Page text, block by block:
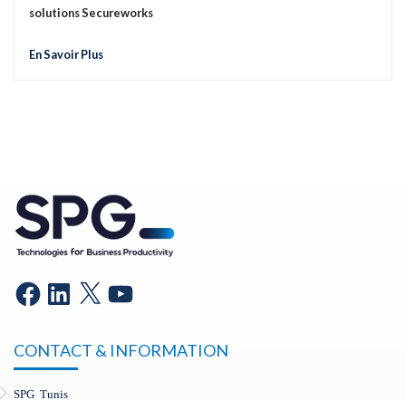
solutions Secureworks
En Savoir Plus
CONTACT & INFORMATION
SPG Tunis